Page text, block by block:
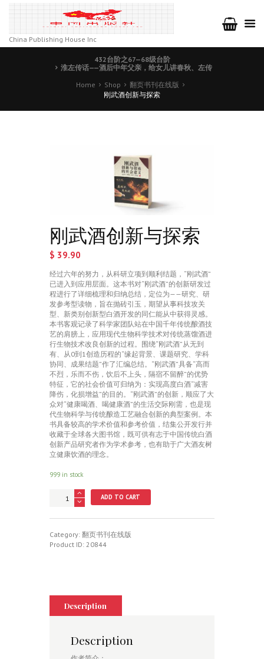
China Publishing House Inc
432台阶之67—68级台阶
淮左传话——酒后中年父亲，给女儿讲春秋、左传
Home
Shop
翻页书刊在线版
刚武酒创新与探索
刚武酒创新与探索
$ 39.90
经过六年的努力，从科研立项到顺利结题，“刚武酒”
已进入到应用层面。这本书对“刚武酒”的创新研发过
程进行了详细梳理和归纳总结，定位为——研究、研
发参考型读物，旨在抛砖引玉，期望从事科技攻关
型、新类别创新型白酒开发的同仁能从中获得灵感。
本书客观记录了科学家团队站在中国千年传统酿酒技
艺的肩膀上，应用现代生物科学技术对传统蒸馏酒进
行生物技术改良创新的过程。围绕“刚武酒”从无到
有、从0到1创造历程的“缘起背景、课题研究、学科
协同、成果结题”作了汇编总结。“刚武酒”具备“高而
不烈，乐而不伤，饮后不上头，隔宿不留醉”的优势
特征，它的社会价值可归纳为：实现高度白酒“减害
降伤，化损增益”的目的。“刚武酒”的创新，顺应了大
众对“健康喝酒、喝健康酒”的生活交际刚需，也是现
代生物科学与传统酿造工艺融合创新的典型案例。本
书具备较高的学术价值和参考价值，结集公开发行并
收藏于全球各大图书馆，既可供有志于中国传统白酒
创新产品研究者作为学术参考，也有助于广大酒友树
立健康饮酒的理念。
999 in stock
新
与
ADD TO CART
Category: 翻页书刊在线版
Product ID: 20844
Description
Description